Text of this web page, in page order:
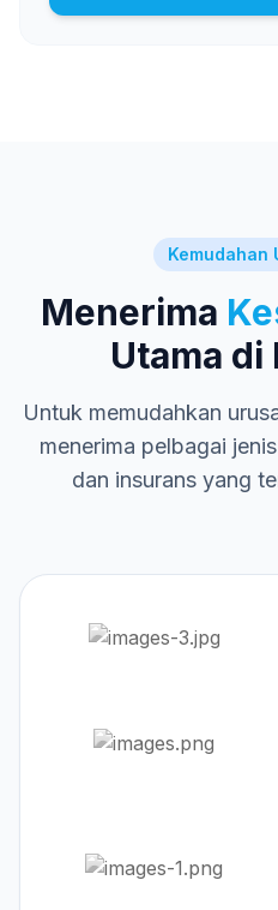
Kemudahan
Menerima
Utama di
Untuk memudahkan
menerima pelbagai
dan insurans yang